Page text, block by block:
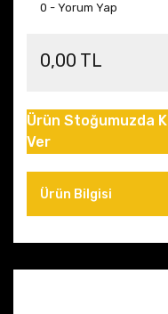
0 - Yorum Yap
0,00 TL
Ürün Stoğumuzda
Ver
Ürün Bilgisi